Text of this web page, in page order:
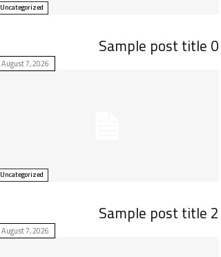
Uncategorized
Sample post title 0
August 7, 2026
Uncategorized
Sample post title 2
August 7, 2026